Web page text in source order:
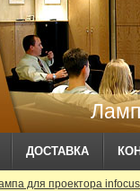
ДОСТАВКА
для проектора